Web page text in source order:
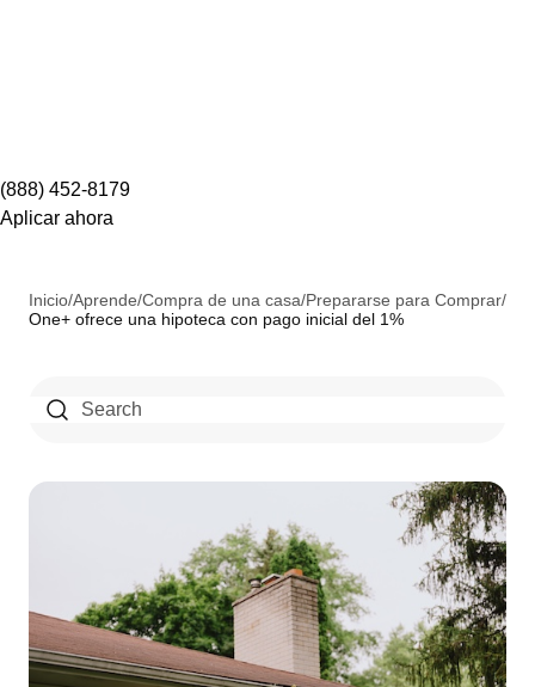
(888) 452-8179
Aplicar ahora
Inicio/Aprende/Compra de una casa/Prepararse para Comprar/
One+ ofrece una hipoteca con pago inicial del 1%